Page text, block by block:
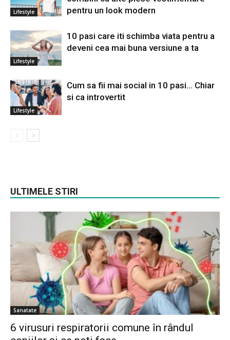
Lifestyle
pentru un look modern
Lifestyle
10 pasi care iti schimba viata pentru a
deveni cea mai buna versiune a ta
Lifestyle
Cum sa fii mai social in 10 pasi… Chiar
si ca introvertit
ULTIMELE STIRI
Sanatate
6 virusuri respiratorii comune în rândul